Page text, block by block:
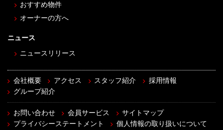
おすすめ物件
オーナーの方へ
ニュース
ニュースリリース
会社概要 アクセス スタッフ紹介
採用情報
グループ紹介
お問い合わせ 会員サービス
サイトマップ
プライバシーステートメント
個人情報の取り扱いについて